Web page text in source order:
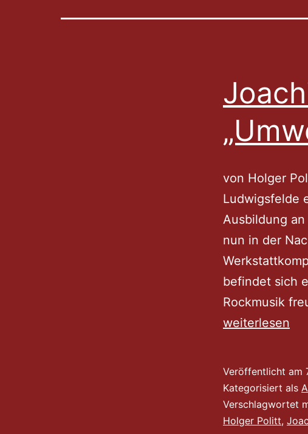
von Holger
Ludwigsfelde
Ausbildung
nun in der
befindet sich
Rockmusik
weiterlesen
Veröffentlicht am
Kategorisiert als
Verschlagwortet
Holger Politt,